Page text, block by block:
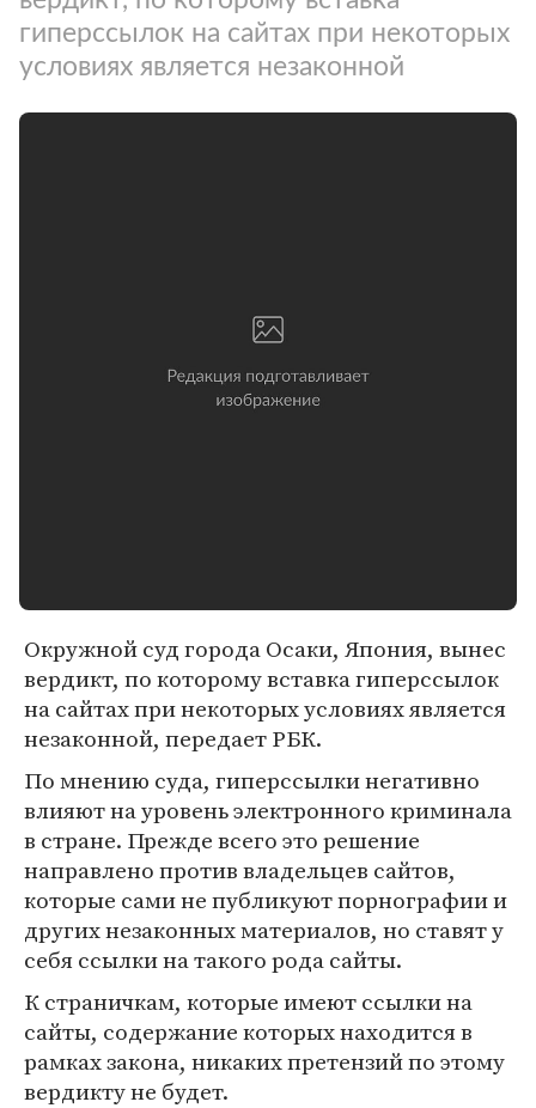
гиперссылок на сайтах при некоторых
условиях является незаконной
Окружной суд города Осаки, Япония, вынес
вердикт, по которому вставка гиперссылок
на сайтах при некоторых условиях является
незаконной, передает РБК.
По мнению суда, гиперссылки негативно
влияют на уровень электронного криминала
в стране. Прежде всего это решение
направлено против владельцев сайтов,
которые сами не публикуют порнографии и
других незаконных материалов, но ставят у
себя ссылки на такого рода сайты.
К страничкам, которые имеют ссылки на
сайты, содержание которых находится в
рамках закона, никаких претензий по этому
вердикту не будет.